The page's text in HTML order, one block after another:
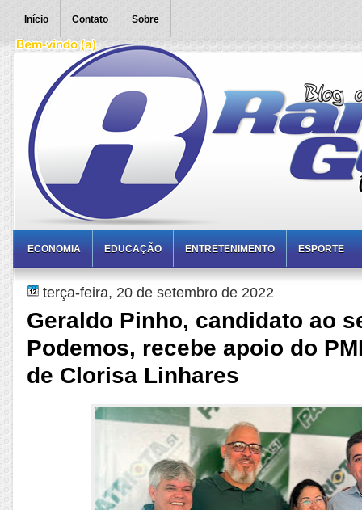
Início Contato Sobre
ECONOMIA EDUCAÇÃO ENTRETENIMENTO ESPORTE
terça-feira, 20 de setembro de 2022
Geraldo Pinho, candidato ao
Podemos, recebe apoio do
de Clorisa Linhares